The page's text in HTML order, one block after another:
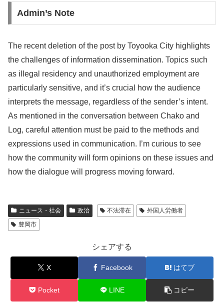
Admin’s Note
The recent deletion of the post by Toyooka City highlights
the challenges of information dissemination. Topics such
as illegal residency and unauthorized employment are
particularly sensitive, and it’s crucial how the audience
interprets the message, regardless of the sender’s intent.
As mentioned in the conversation between Chako and
Log, careful attention must be paid to the methods and
expressions used in communication. I’m curious to see
how the community will form opinions on these issues and
how the dialogue will progress moving forward.
ニュース・社会 政治 不法滞在
外国人労働者
豊岡市
シェアする
X Facebook はてブ
Pocket LINE コピー